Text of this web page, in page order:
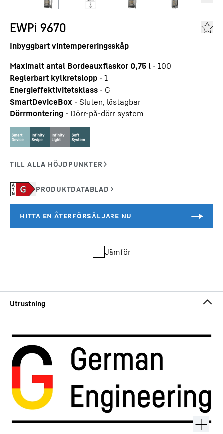
EWPi 9670
Inbyggbart vintempereringsskåp
Maximalt antal Bordeauxflaskor 0,75 l - 100
Reglerbart kylkretslopp - 1
Energieffektivitetsklass - G
SmartDeviceBox - Sluten, löstagbar
Dörrmontering - Dörr-på-dörr system
Jämför